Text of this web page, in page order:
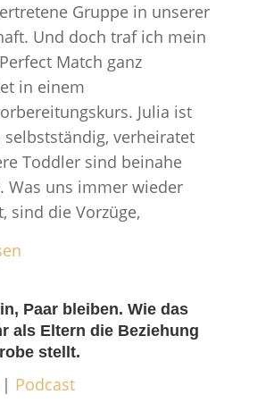
Gruppe in unserer
Und doch traf ich mein
Match ganz
in einem
Julia ist
selbstständig, verheiratet
Toddler sind beinahe
Was uns immer wieder
sind die Vorzüge,
Paar bleiben. Wie das
als Eltern die Beziehung
stellt.
| Podcast